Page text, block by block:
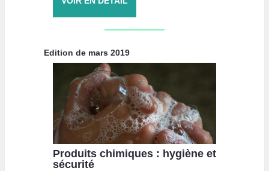
Edition de mars 2019
Produits chimiques : hygiène et
sécurité